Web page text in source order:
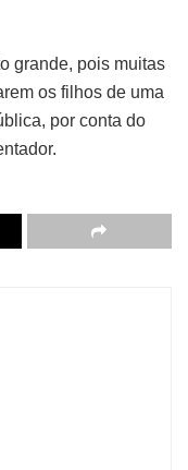
grande, pois muitas
os filhos de uma
por conta do